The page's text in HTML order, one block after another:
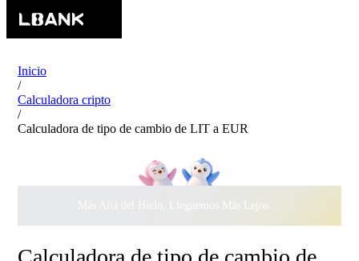
Inicio
/
Calculadora cripto
/
Calculadora de tipo de cambio de LIT a EUR
Más Allá del Hielo, Lleguemos Más Lejos Juntos ·